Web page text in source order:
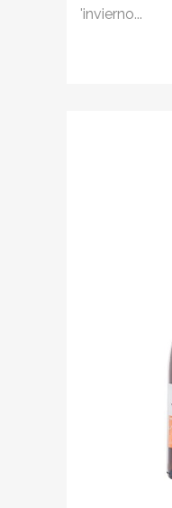
'invierno...